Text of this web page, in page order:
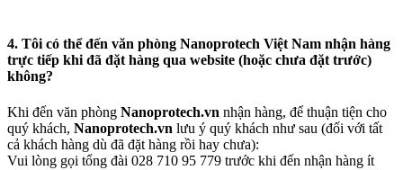
4. Tôi có thể đến văn phòng Nanoprotech Việt Nam nhận hàng
trực tiếp khi đã đặt hàng qua website (hoặc chưa đặt trước)
không?
Khi đến văn phòng Nanoprotech.vn nhận hàng, để thuận tiện cho
quý khách, Nanoprotech.vn lưu ý quý khách như sau (đối với tất
cả khách hàng dù đã đặt hàng rồi hay chưa):
Vui lòng gọi tổng đài 028 710 95 779 trước khi đến nhận hàng ít